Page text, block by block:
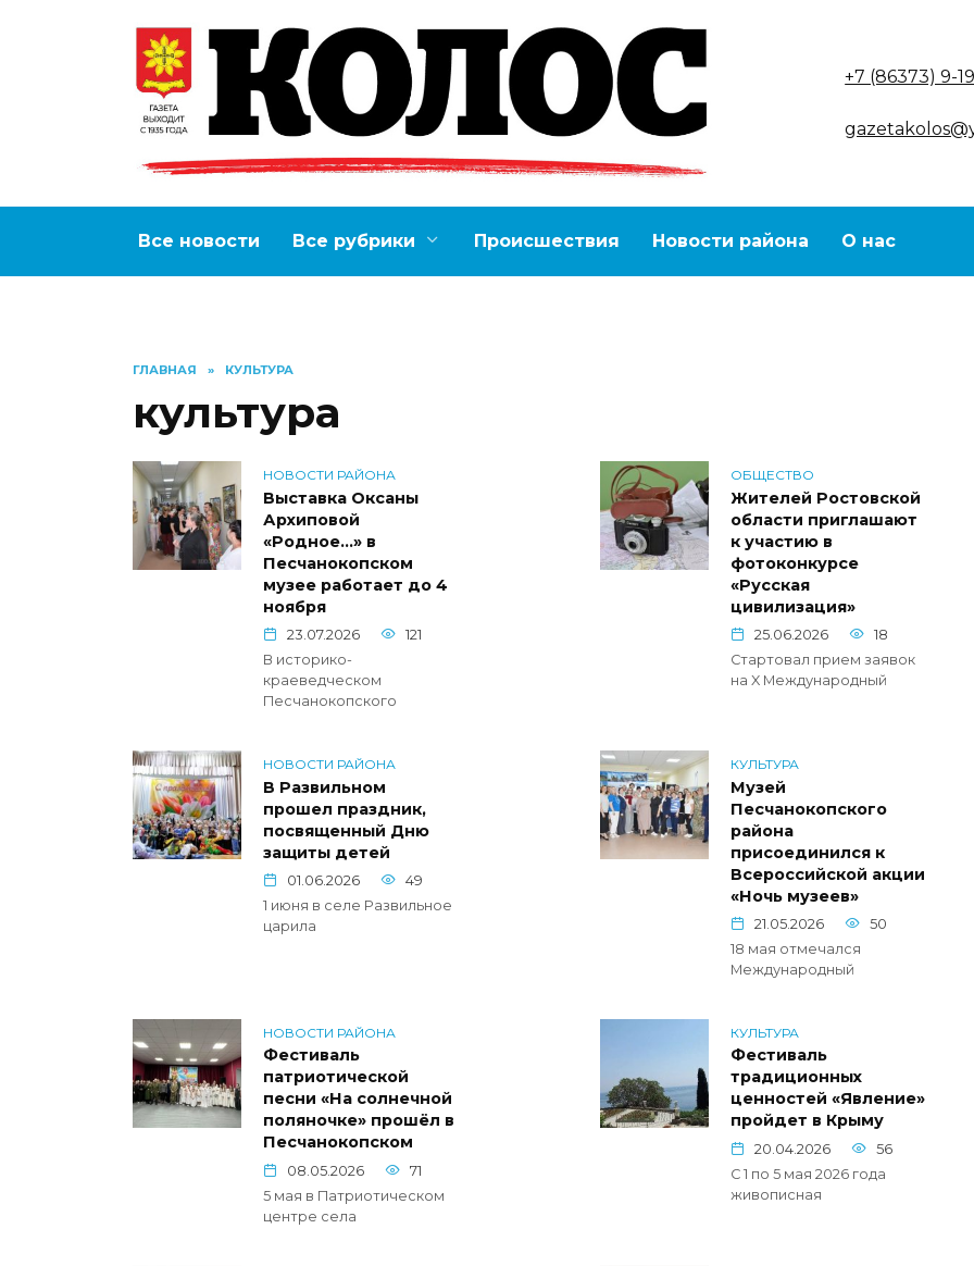
+7 (86373) 9-
Все новости Все рубрики Происшествия Новости района О нас
ГЛАВНАЯ » КУЛЬТУРА
культура
НОВОСТИ РАЙОНА
Выставка Оксаны
Архиповой
«Родное…» в
Песчанокопском
музее работает до 4
ноября
23.07.2026
121
В историко-
краеведческом
Песчанокопского
ОБЩЕСТВО
Жителей Ростовской
области приглашают
к участию в
фотоконкурсе
«Русская
цивилизация»
25.06.2026
18
Стартовал прием заявок
на X Международный
НОВОСТИ РАЙОНА
В Развильном
прошел праздник,
посвященный Дню
защиты детей
01.06.2026
49
1 июня в селе Развильное
царила
КУЛЬТУРА
Музей
Песчанокопского
района
присоединился к
Всероссийской акции
«Ночь музеев»
21.05.2026
50
18 мая отмечался
Международный
НОВОСТИ РАЙОНА
Фестиваль
патриотической
песни «На солнечной
поляночке» прошёл в
Песчанокопском
08.05.2026
71
5 мая в Патриотическом
центре села
КУЛЬТУРА
Фестиваль
традиционных
ценностей «Явление»
пройдет в Крыму
20.04.2026
56
С 1 по 5 мая 2026 года
живописная